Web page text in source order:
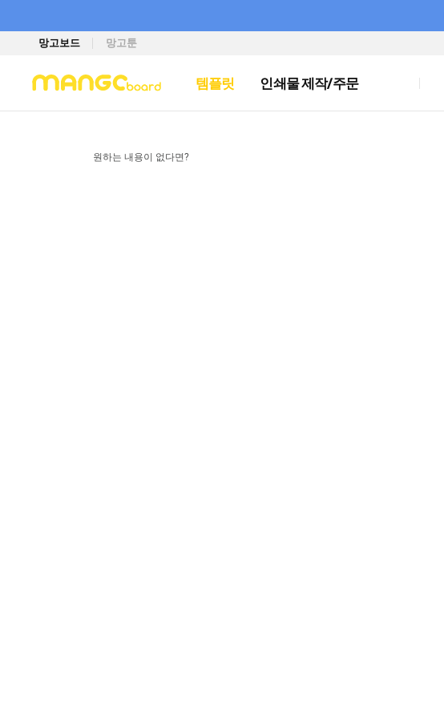
망고보드 망고툰
템플릿 인쇄물 제작/주문
원하는 내용이 없다면?